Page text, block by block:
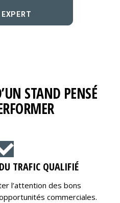
EXPERT
STAND PENSÉ
TRAFIC QUALIFIÉ
l’attention des bons
commerciales.